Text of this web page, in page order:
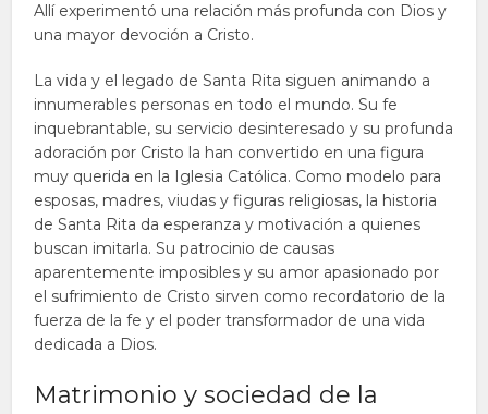
Allí experimentó una relación más profunda con Dios y
una mayor devoción a Cristo.
La vida y el legado de Santa Rita siguen animando a
innumerables personas en todo el mundo. Su fe
inquebrantable, su servicio desinteresado y su profunda
adoración por Cristo la han convertido en una figura
muy querida en la Iglesia Católica. Como modelo para
esposas, madres, viudas y figuras religiosas, la historia
de Santa Rita da esperanza y motivación a quienes
buscan imitarla. Su patrocinio de causas
aparentemente imposibles y su amor apasionado por
el sufrimiento de Cristo sirven como recordatorio de la
fuerza de la fe y el poder transformador de una vida
dedicada a Dios.
Matrimonio y sociedad de la